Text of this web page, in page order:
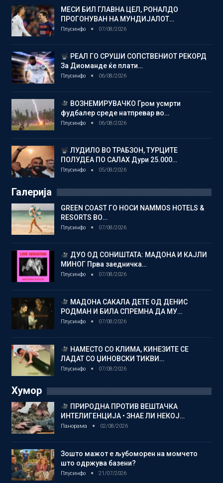
МЕСИ БИЛ ГЛАВНА ЦЕЛ, РОНАЛДО
ПРОГОНУВАН НА МУНДИЈАЛОТ…
Плусинфо 07/08/2026
РЕАЛ ГО СРУШИ СОПСТВЕНИОТ РЕКОРД
За Диоманде ќе плати…
Плусинфо 06/08/2026
ВОЗНЕМИРУВАЧКО Гром усмрти
фудбалер среде натпревар во…
Плусинфо 06/08/2026
ЛУДИЛО ВО ТРАБЗОН, ТУРЦИТЕ
ПОЛУДЕА ПО САЛАХ Дури 25.000…
Плусинфо 05/08/2026
Галерија
GREEN COAST ГО НОСИ NAMMOS HOTELS &
RESORTS ВО…
Плусинфо 07/08/2026
ДУО ОД СОНИШТАТА: МАДОНА И КАЈЛИ
МИНОГ Прва заедничка…
Плусинфо 07/08/2026
МАДОНА САКАЛА ДЕТЕ ОД ДЕНИС
РОДМАН И БИЛА СПРЕМНА ДА МУ…
Плусинфо 07/08/2026
НАМЕСТО СО КЛИМА, КИНЕЗИТЕ СЕ
ЛАДАТ СО ЏИНОВСКИ ТИКВИ…
Плусинфо 07/08/2026
Хумор
ПРИРОДНА ПРОТИВ ВЕШТАЧКА
ИНТЕЛИГЕНЦИЈА • ЗНАЕ ЛИ НЕКОЈ…
Панорама 02/08/2026
Зошто мажот е љубоморен на момчето
што одржува базени?
Плусинфо 21/07/2026